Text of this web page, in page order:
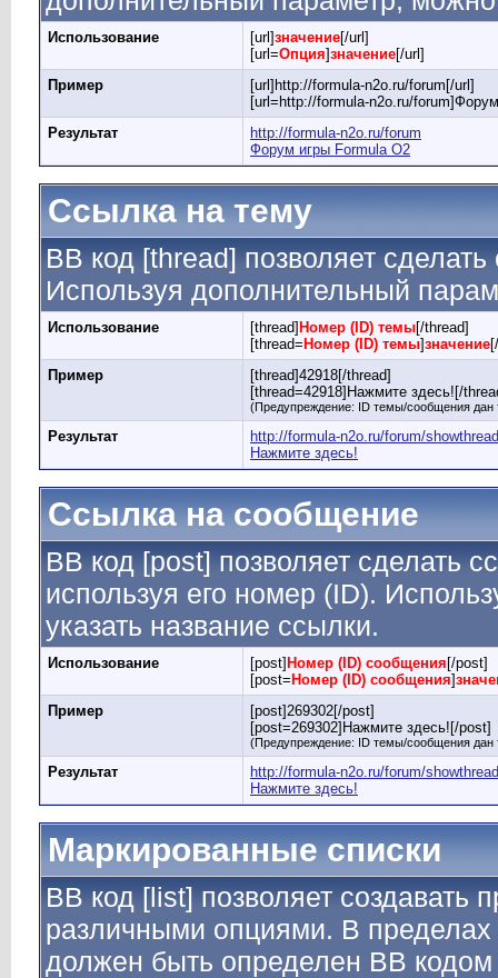
Использование [url]значение[/url]
[url=Опция]значение[/url]
Пример
[url]http://formula-n2o.ru/forum[/url]
[url=http://formula-n2o.ru/
Результат
http://formula-n2o.ru/forum
Форум игры Formula O2
Ссылка на тему
BB код [thread] позволяет
Используя дополнительный
Использование [thread] Номер (ID) темы[/thread]
[thread= Номер (ID) темы]значение
Пример
[thread]42918[/thread]
[thread=42918]Нажмите здесь![/
(Предупреждение: ID темы/сообщения
Результат
http://formula-n2o.ru/forum/
Нажмите здесь!
Ссылка на сообщение
BB код [post] позволяет сделать
используя его номер (ID).
указать название ссылки.
Использование [post] Номер (ID) сообщения [/post]
[post= Номер (ID) сообщения]
Пример
[post]269302[/post]
[post=269302]Нажмите здесь![/post]
(Предупреждение: ID темы/сообщения
Результат
http://formula-n2o.ru/forum/
Нажмите здесь!
Маркированные списки
BB код [list] позволяет создавать
различными опциями. В
должен быть определен BB